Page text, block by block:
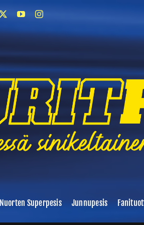
Nuorten Superpesis Junnupesis